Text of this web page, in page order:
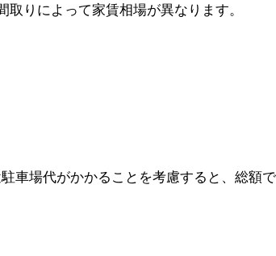
りによって家賃相場が異なります。
車場代がかかることを考慮すると、総額